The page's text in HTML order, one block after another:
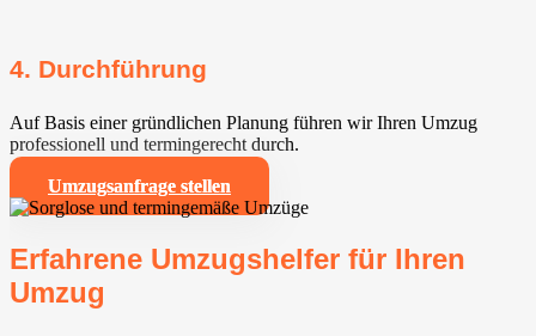
4. Durchführung
Auf Basis einer gründlichen Planung führen wir Ihren Umzug
professionell und termingerecht durch.
Umzugsanfrage stellen
Erfahrene Umzugshelfer für Ihren
Umzug